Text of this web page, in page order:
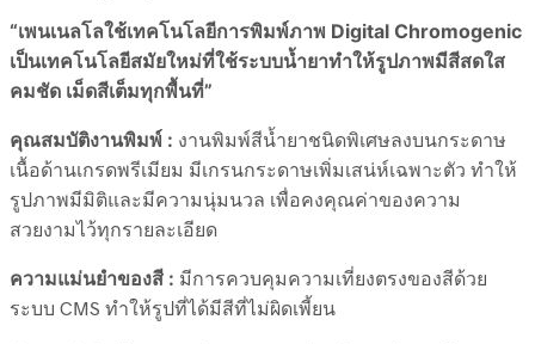
“เพนเนลโลใช้เทคโนโลยีการพิมพ์ภาพ Digital Chromogenic
เป็นเทคโนโลยีสมัยใหม่ที่ใช้ระบบน้ำยาทำให้รูปภาพมีสีสดใส
คมชัด เม็ดสีเต็มทุกพื้นที่”
คุณสมบัติงานพิมพ์ : งานพิมพ์สีน้ำยาชนิดพิเศษลงบนกระดาษ
เนื้อด้านเกรดพรีเมียม มีเกรนกระดาษเพิ่มเสน่ห์เฉพาะตัว ทำให้
รูปภาพมีมิติและมีความนุ่มนวล เพื่อคงคุณค่าของความ
สวยงามไว้ทุกรายละเอียด
ความแม่นยำของสี : มีการควบคุมความเที่ยงตรงของสีด้วย
ระบบ CMS ทำให้รูปที่ได้มีสีที่ไม่ผิดเพี้ยน